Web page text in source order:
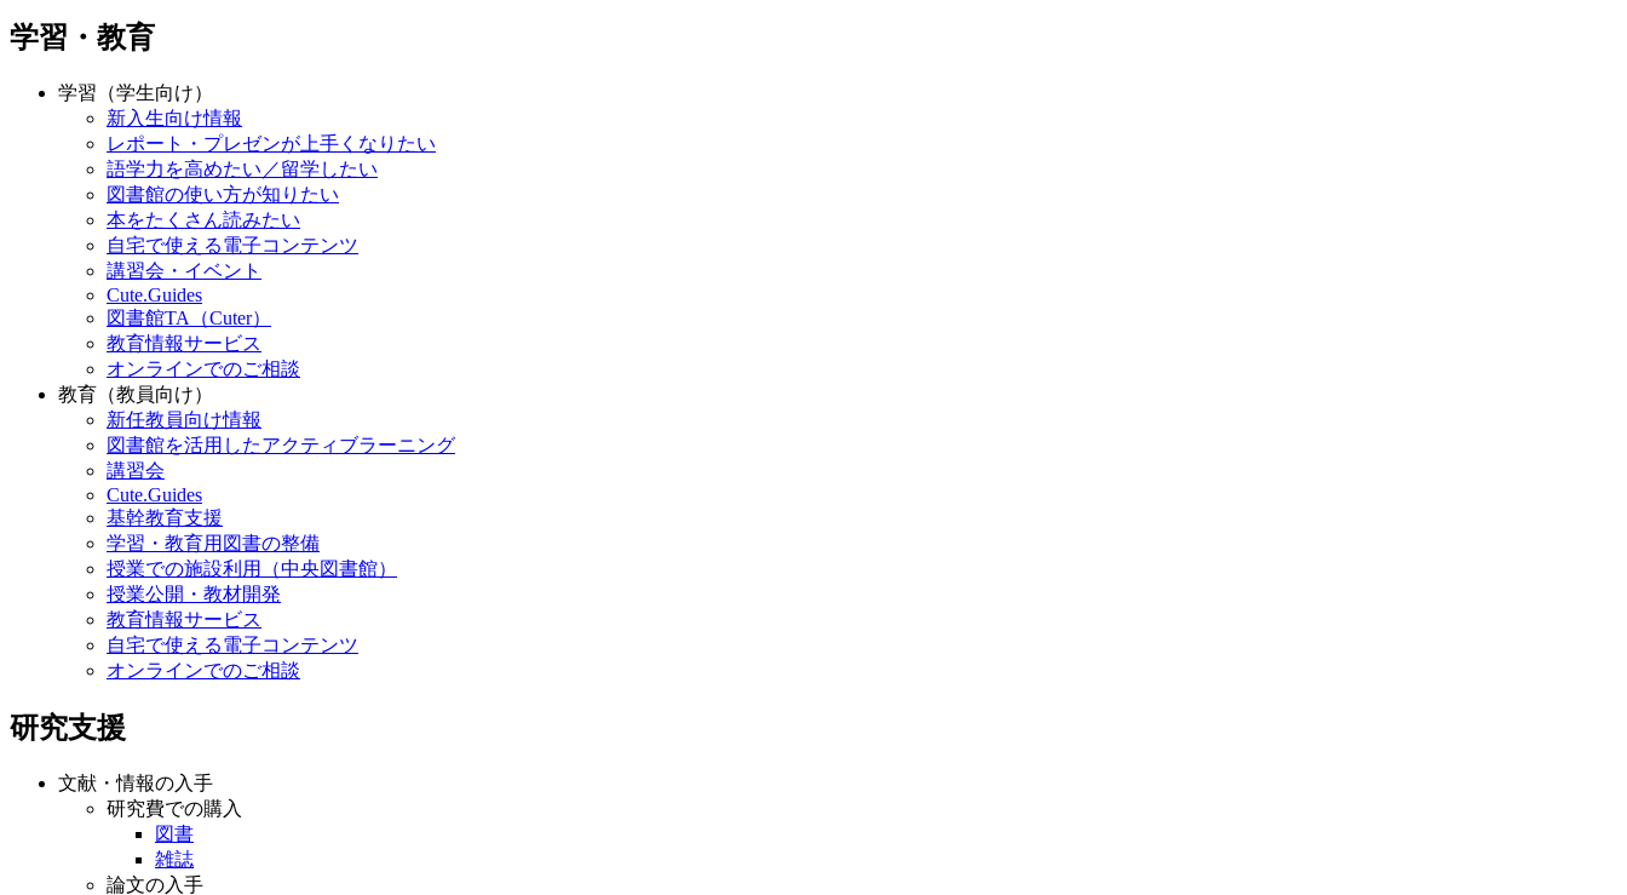
学習・教育
学習（学生向け）
新入生向け情報
レポート・プレゼンが上手くなりたい
語学力を高めたい／留学したい
図書館の使い方が知りたい
本をたくさん読みたい
自宅で使える電子コンテンツ
講習会・イベント
Cute.Guides
図書館TA（Cuter）
教育情報サービス
オンラインでのご相談
教育（教員向け）
新任教員向け情報
図書館を活用したアクティブラーニング
講習会
Cute.Guides
基幹教育支援
学習・教育用図書の整備
授業での施設利用（中央図書館）
授業公開・教材開発
教育情報サービス
自宅で使える電子コンテンツ
オンラインでのご相談
研究支援
文献・情報の入手
研究費での購入
図書
雑誌
論文の入手